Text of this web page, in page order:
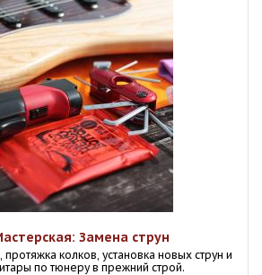
Замена струн
протяжка колков, установка новых струн и
по тюнеру в прежний строй.